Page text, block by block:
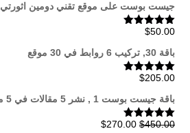
من
خلال
جيست بوست على موقع تقني دومين اثورتي 22 بيج اثورتي 46
تم التقييم
$50.00
باقة 30, تركيب 6 روابط في 30 موقع
تم التقييم
$205.00
باقة جيست بوست 1 , نشر 5 مقالات في 5 مواقع
تم التقييم
$450.00
السعر
$270.00 السعر